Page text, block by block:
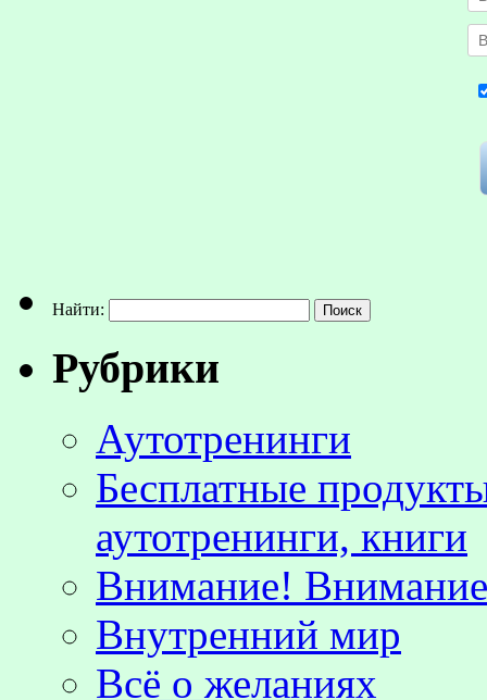
Найти:
Рубрики
Аутотренинги
Бесплатные
аутотренинги, книги
Внимание!
Внутренний мир
Всё о желаниях